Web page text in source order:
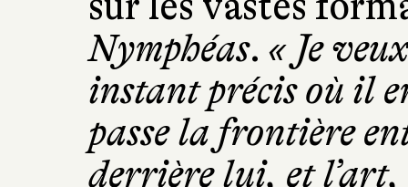
Nymphéas. « Je
instant précis où il
passe la frontière
derrière lui, et